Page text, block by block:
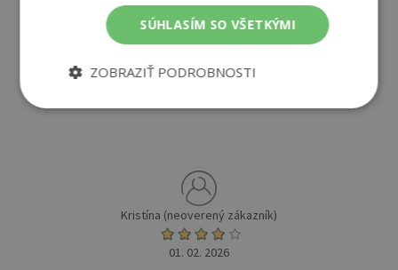
4 / 5
Kristína (neoverený zákazník)
01. 02. 2026
SÚHLASÍM SO VŠETKÝMI
ZOBRAZIŤ PODROBNOSTI